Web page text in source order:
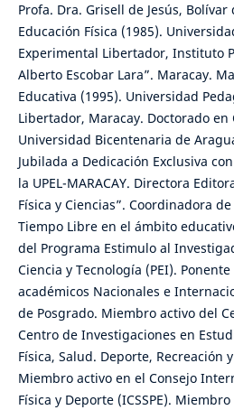
Profa. Dra. Grisell de Jesús,
Educación Física (1985).
Experimental Libertador, Instituto
Alberto Escobar Lara”. Maracay.
Educativa (1995). Universidad
Libertador, Maracay. Doctorado en
Universidad Bicentenaria de
Jubilada a Dedicación Exclusiva
la UPEL-MARACAY. Directora
Física y Ciencias”. Coordinadora
Tiempo Libre en el ámbito
del Programa Estimulo al
Ciencia y Tecnología (PEI).
académicos Nacionales e
de Posgrado. Miembro activo del
Centro de Investigaciones en
Física, Salud. Deporte, Recreación y
Miembro activo en el Consejo
Física y Deporte (ICSSPE).